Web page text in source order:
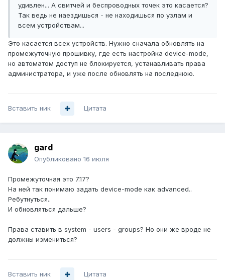
удивлен... А свитчей и беспроводных точек это касается?
Так ведь не наездишься - не находишься по узлам и
всем устройствам...
Это касается всех устройств. Нужно сначала обновлять на
промежуточную прошивку, где есть настройка device-mode,
но автоматом доступ не блокируется, устанавливать права
администратора, и уже после обновлять на последнюю.
Вставить ник Цитата
gard
Опубликовано 16 июля
Промежуточная это 7.17?
На ней так понимаю задать device-mode как advanced..
Ребутнуться..
И обновляться дальше?
Права ставить в system - users - groups? Но они же вроде не
должны измениться?
Вставить ник Цитата